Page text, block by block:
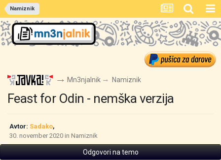
Namiznik
Mn3njalnik Namiznik
Feast for Odin - nemška verzija
Avtor: Sadako,
30. november 2020 in Namiznik
Odgovori na temo